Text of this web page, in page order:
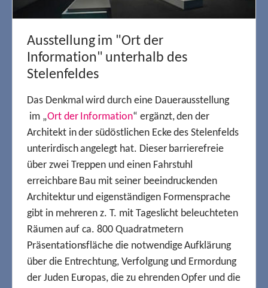
Ausstellung im "Ort der
Information" unterhalb des
Stelenfeldes
Das Denkmal wird durch eine Dauerausstellung
im „Ort der Information“ ergänzt, den der
Architekt in der südöstlichen Ecke des Stelenfelds
unterirdisch angelegt hat. Dieser barrierefreie
über zwei Treppen und einen Fahrstuhl
erreichbare Bau mit seiner beeindruckenden
Architektur und eigenständigen Formensprache
gibt in mehreren z. T. mit Tageslicht beleuchteten
Räumen auf ca. 800 Quadratmetern
Präsentationsfläche die notwendige Aufklärung
über die Entrechtung, Verfolgung und Ermordung
der Juden Europas, die zu ehrenden Opfer und die